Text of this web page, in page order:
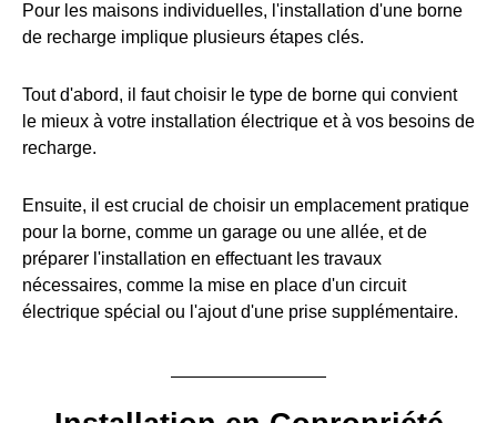
Pour les maisons individuelles, l'installation d'une borne
de recharge implique plusieurs étapes clés.
Tout d'abord, il faut choisir le type de borne qui convient
le mieux à votre installation électrique et à vos besoins de
recharge.
Ensuite, il est crucial de choisir un emplacement pratique
pour la borne, comme un garage ou une allée, et de
préparer l'installation en effectuant les travaux
nécessaires, comme la mise en place d'un circuit
électrique spécial ou l'ajout d'une prise supplémentaire.